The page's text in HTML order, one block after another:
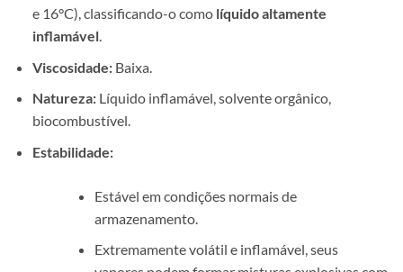
e 16°C), classificando-o como líquido altamente
inflamável.
Viscosidade:Baixa.
Natureza:Líquido inflamável, solvente orgânico,
biocombustível.
Estabilidade:
Estável em condições normais de
armazenamento.
Extremamente volátil e inflamável, seus